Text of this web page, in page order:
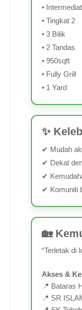
•
• Tingkat 2
• 3 Bilik
• 2 Tandas
• 950sqft
• Fully Grill
• 1 Yard
✨
✔ Mudah
✔ Dekat
✔
✔ Komuniti
🏡
“Terletak di
Akses &
📍 Bataras
📍 SR